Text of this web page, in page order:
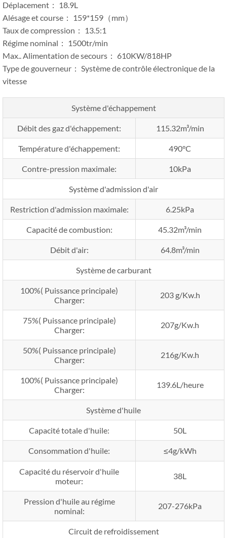
Déplacement： 18.9L
Alésage et course： 159*159（mm）
Taux de compression： 13.5:1
Régime nominal： 1500tr/min
Max.. Alimentation de secours： 610KW/818HP
Type de gouverneur： Système de contrôle électronique de la
vitesse
Système d'échappement
Débit des gaz d'échappement: 115.32m³/min
Température d'échappement: 490°C
Contre-pression maximale: 10kPa
Système d'admission d'air
Restriction d'admission maximale: 6.25kPa
Capacité de combustion: 45.32m³/min
Débit d'air: 64.8m³/min
Système de carburant
100%( Puissance principale)
Charger:
203 g/Kw.h
75%( Puissance principale)
Charger:
207g/Kw.h
50%( Puissance principale)
Charger:
216g/Kw.h
100%( Puissance principale)
Charger:
139.6L/heure
Système d'huile
Capacité totale d'huile: 50L
Consommation d'huile: ≤4g/kWh
Capacité du réservoir d'huile
moteur:
38L
Pression d'huile au régime
nominal:
207-276kPa
Circuit de refroidissement